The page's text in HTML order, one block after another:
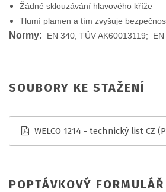
Žádné sklouzávání hlavového kříže
Tlumí plamen a tím zvyšuje
Normy: EN 340, TÜV AK60013119;
SOUBORY KE STAŽENÍ
WELCO 1214 - technický list CZ
POPTÁVKOVÝ FORMULÁŘ